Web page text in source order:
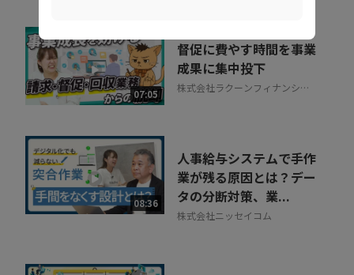
07:05
督促に費やす時間を事業
成果に集中投下
株式会社ラクーンフィナンシャ
08:36
人事給与システムで手作
業が残る原因とは？デー
タの分断対策、業...
株式会社ニッセイコム